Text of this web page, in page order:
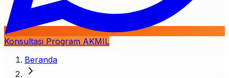
Konsultasi Program AKMIL
Beranda